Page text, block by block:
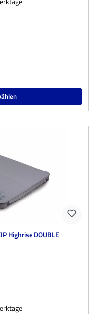
Highrise DOUBLE